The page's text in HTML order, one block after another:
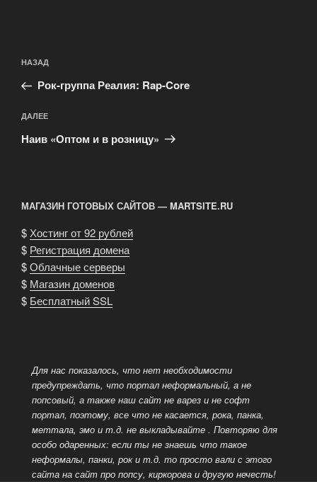
по
записям
Предыдущая
запись:
НАЗАД
Рок-группа Реалия: Rap-Core
Следующая
запись
ДАЛЕЕ
Наив «Оптом и в розницу»
МАГАЗИН ГОТОВЫХ САЙТОВ — MARTSITE.RU
$Хостинг от 92 рублей
$ Регистрация домена
$Облачные серверы
$ Магазин доменов
$ Бесплатный SSL
Для нас показалось, что нет необходимости
предупреждать, что портал неформальный, а не
попсовый, а также наш сайт не варез и не софт
портал, поэтому, все что не касается, рока, панка,
меттала, эмо и т.д. не выкладывайте . Повторяю для
особо одаренных: если ты не знаешь что такое
неформалы, панки, рок и т.д. то просто вали с этого
сайта на сайт про попсу, киркорова и другую нечесть!